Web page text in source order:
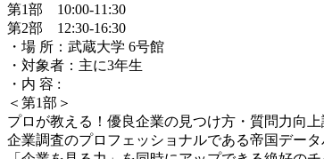
第1部 10:00-11:30
第2部 12:30-16:30
・場 所：武蔵大学 6号館
・対象者：主に3年生
・内 容 :
＜第1部＞
プロが教える！優良企業の見つけ方・質問力向
企業調査のプロフェッショナルである帝国デー